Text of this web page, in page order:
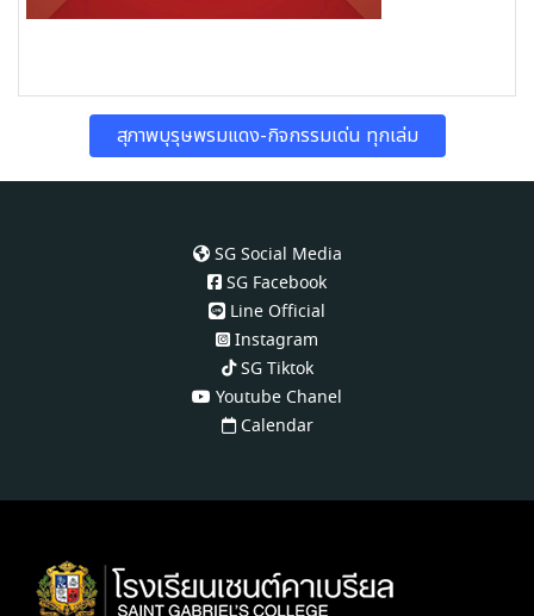
สุภาพบุรุษพรมแดง-กิจกรรมเด่น ทุกเล่ม
SG Social Media
SG Facebook
Line Official
Instagram
SG Tiktok
Youtube Chanel
Calendar